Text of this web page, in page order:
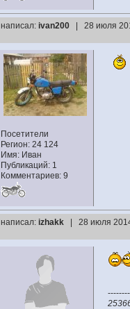
написал: ivan200 | 28 июля
Посетители
Регион: 24 124
Имя: Иван
Публикаций: 1
Комментариев: 9
написал: izhakk | 28 июля